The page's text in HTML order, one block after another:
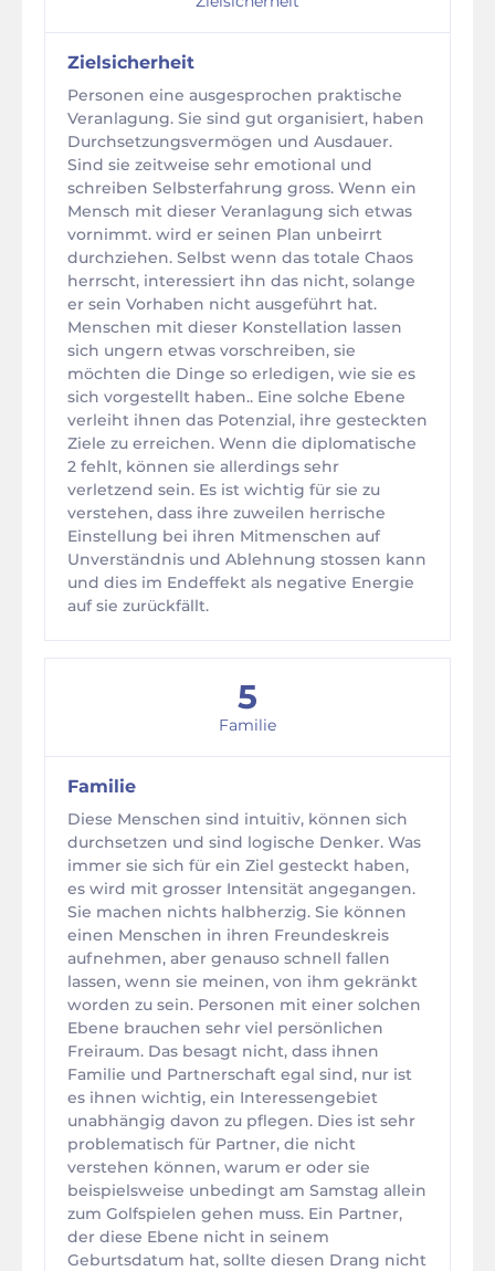
Zielsicherheit
Personen eine ausgesprochen praktische
Veranlagung. Sie sind gut organisiert, haben
Durchsetzungsvermögen und Ausdauer.
Sind sie zeitweise sehr emotional und
schreiben Selbsterfahrung gross. Wenn ein
Mensch mit dieser Veranlagung sich etwas
vornimmt. wird er seinen Plan unbeirrt
durchziehen. Selbst wenn das totale Chaos
herrscht, interessiert ihn das nicht, solange
er sein Vorhaben nicht ausgeführt hat.
Menschen mit dieser Konstellation lassen
sich ungern etwas vorschreiben, sie
möchten die Dinge so erledigen, wie sie es
sich vorgestellt haben.. Eine solche Ebene
verleiht ihnen das Potenzial, ihre gesteckten
Ziele zu erreichen. Wenn die diplomatische
2 fehlt, können sie allerdings sehr
verletzend sein. Es ist wichtig für sie zu
verstehen, dass ihre zuweilen herrische
Einstellung bei ihren Mitmenschen auf
Unverständnis und Ablehnung stossen kann
und dies im Endeffekt als negative Energie
auf sie zurückfällt.
5
Familie
Familie
Diese Menschen sind intuitiv, können sich
durchsetzen und sind logische Denker. Was
immer sie sich für ein Ziel gesteckt haben,
es wird mit grosser Intensität angegangen.
Sie machen nichts halbherzig. Sie können
einen Menschen in ihren Freundeskreis
aufnehmen, aber genauso schnell fallen
lassen, wenn sie meinen, von ihm gekränkt
worden zu sein. Personen mit einer solchen
Ebene brauchen sehr viel persönlichen
Freiraum. Das besagt nicht, dass ihnen
Familie und Partnerschaft egal sind, nur ist
es ihnen wichtig, ein Interessengebiet
unabhängig davon zu pflegen. Dies ist sehr
problematisch für Partner, die nicht
verstehen können, warum er oder sie
beispielsweise unbedingt am Samstag allein
zum Golfspielen gehen muss. Ein Partner,
der diese Ebene nicht in seinem
Geburtsdatum hat, sollte diesen Drang nicht